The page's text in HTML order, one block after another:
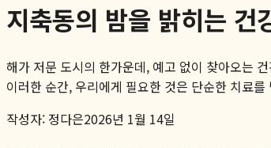
지축동의 밤을 밝히는
해가 저문 도시의 한가운데, 예고 없이 찾아오는
이러한 순간, 우리에게 필요한 것은 단순한 치료
작성자: 정다은2026년 1월 14일